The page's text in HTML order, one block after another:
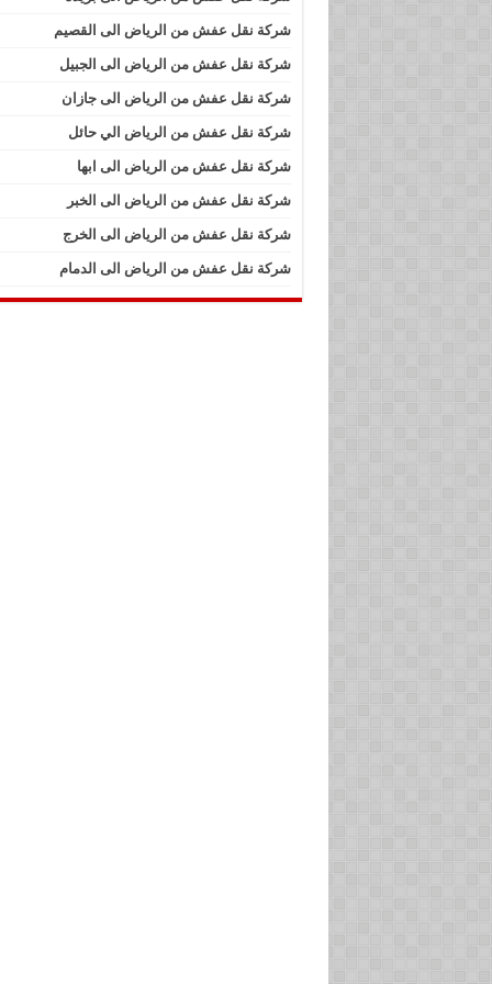
شركة نقل عفش من الرياض الى القصيم
شركة نقل عفش من الرياض الى الجبيل
شركة نقل عفش من الرياض الى جازان
شركة نقل عفش من الرياض الي حائل
شركة نقل عفش من الرياض الى ابها
شركة نقل عفش من الرياض الى الخبر
شركة نقل عفش من الرياض الى الخرج
شركة نقل عفش من الرياض الى الدمام